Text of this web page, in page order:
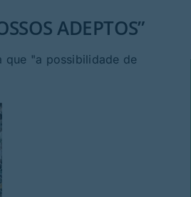
ADEPTOS”
que "a possibilidade de